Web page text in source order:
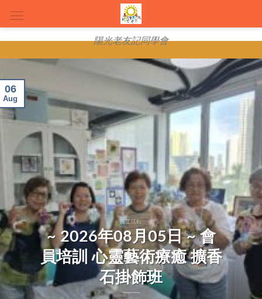
content
陽光老友記同學會
義工活動
~ 2026年08月05日 ~ 會
員培訓 心靈藝術療癒 擴香
石掛飾班
06
Aug